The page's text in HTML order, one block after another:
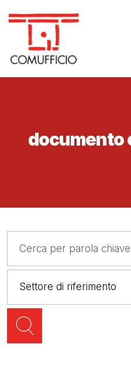
documento